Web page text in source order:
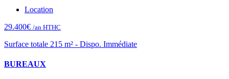
Location
29.400€ /an HTHC
Surface totale 215 m² - Dispo. Immédiate
BUREAUX